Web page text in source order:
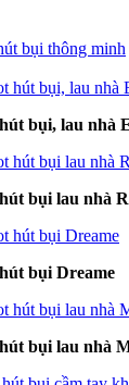
bụi thông minh
bụi, lau nhà
bụi lau nhà
bụi Dreame
bụi lau nhà